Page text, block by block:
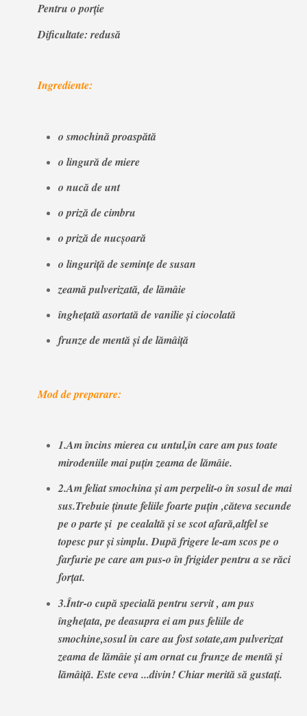
Pentru o porție
Dificultate: redusă
Ingrediente:
o smochină proaspătă
o lingură de miere
o nucă de unt
o priză de cimbru
o priză de nucșoară
o linguriță de semințe de susan
zeamă pulverizată, de lămâie
înghețată asortată de vanilie și ciocolată
frunze de mentă și de lămâiță
Mod de preparare:
1.Am încins mierea cu untul,în care am pus toate
mirodeniile mai puțin zeama de lămâie.
2.Am feliat smochina și am perpelit-o în sosul de mai
sus.Trebuie ținute feliile foarte puțin ,căteva secunde
pe o parte și pe cealaltă și se scot afară,altfel se
topesc pur și simplu. După frigere le-am scos pe o
farfurie pe care am pus-o în frigider pentru a se răci
forțat.
3.Într-o cupă specială pentru servit , am pus
înghețata, pe deasupra ei am pus feliile de
smochine,sosul în care au fost sotate,am pulverizat
zeama de lămâie și am ornat cu frunze de mentă și
lămâiță. Este ceva ...divin! Chiar merită să gustați.